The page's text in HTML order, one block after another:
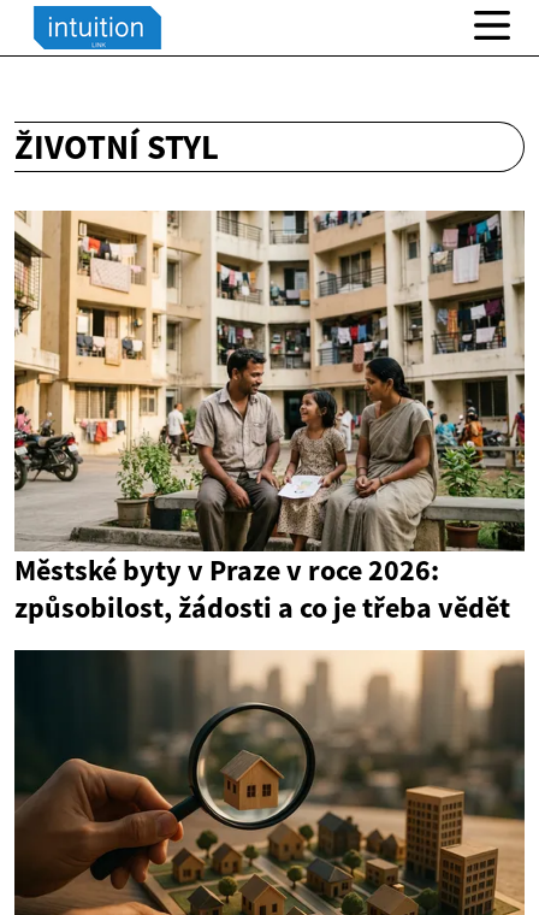
ŽIVOTNÍ STYL
Městské byty v Praze v roce 2026:
způsobilost, žádosti a co je třeba vědět